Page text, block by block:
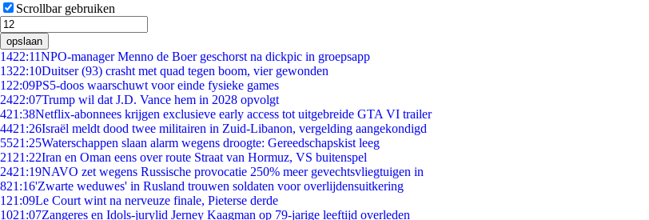
Scrollbar gebruiken
opslaan
1422:11NPO-manager Menno de Boer geschorst na dickpic in groepsapp
1322:10Duitser (93) crasht met quad tegen boom, vier gewonden
1 22:09PS5-doos waarschuwt voor einde fysieke games
2422:07Trump wil dat J.D. Vance hem in 2028 opvolgt
421:38Netflix-abonnees krijgen exclusieve early access tot uitgebreide GTA VI trailer
4421:26Israël meldt dood twee militairen in Zuid-Libanon, vergelding aangekondigd
5521:25Waterschappen slaan alarm wegens droogte: Gereedschapskist leeg
21 21:22Iran en Oman eens over route Straat van Hormuz, VS buitenspel
2421:19NAVO zet wegens Russische provocatie 250% meer gevechtsvliegtuigen in
821:16'Zwarte weduwes' in Rusland trouwen soldaten voor overlijdensuitkering
1 21:09Le Court wint na nerveuze finale, Pieterse derde
1021:07Zangeres en Idols-jurylid Jerney Kaagman op 79-jarige leeftijd overleden